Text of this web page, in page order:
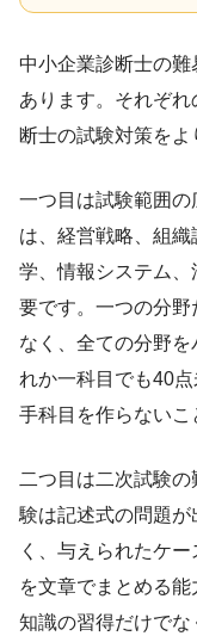
中小企業診断士の
あります。それぞ
断士の試験対策をよ
一つ目は試験範囲
は、経営戦略、組
学、情報システム
要です。一つの分
なく、全ての分野
れか一科目でも40
手科目を作らないこ
二つ目は二次試験
験は記述式の問題
く、与えられたケ
を文章でまとめる能
知識の習得だけでな